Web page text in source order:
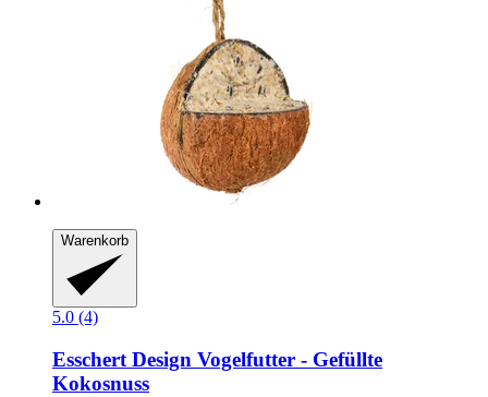
Warenkorb
5.0 (4)
Esschert Design Vogelfutter -​ Gefüllte
Kokosnuss